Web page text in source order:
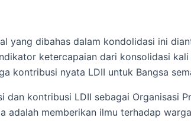
yang dibahas dalam kondolidasi ini
ketercapaian dari konsolidasi
kontribusi nyata LDII untuk Bangsa
kontribusi LDII sebagai Organisasi
memberikan ilmu terhadap